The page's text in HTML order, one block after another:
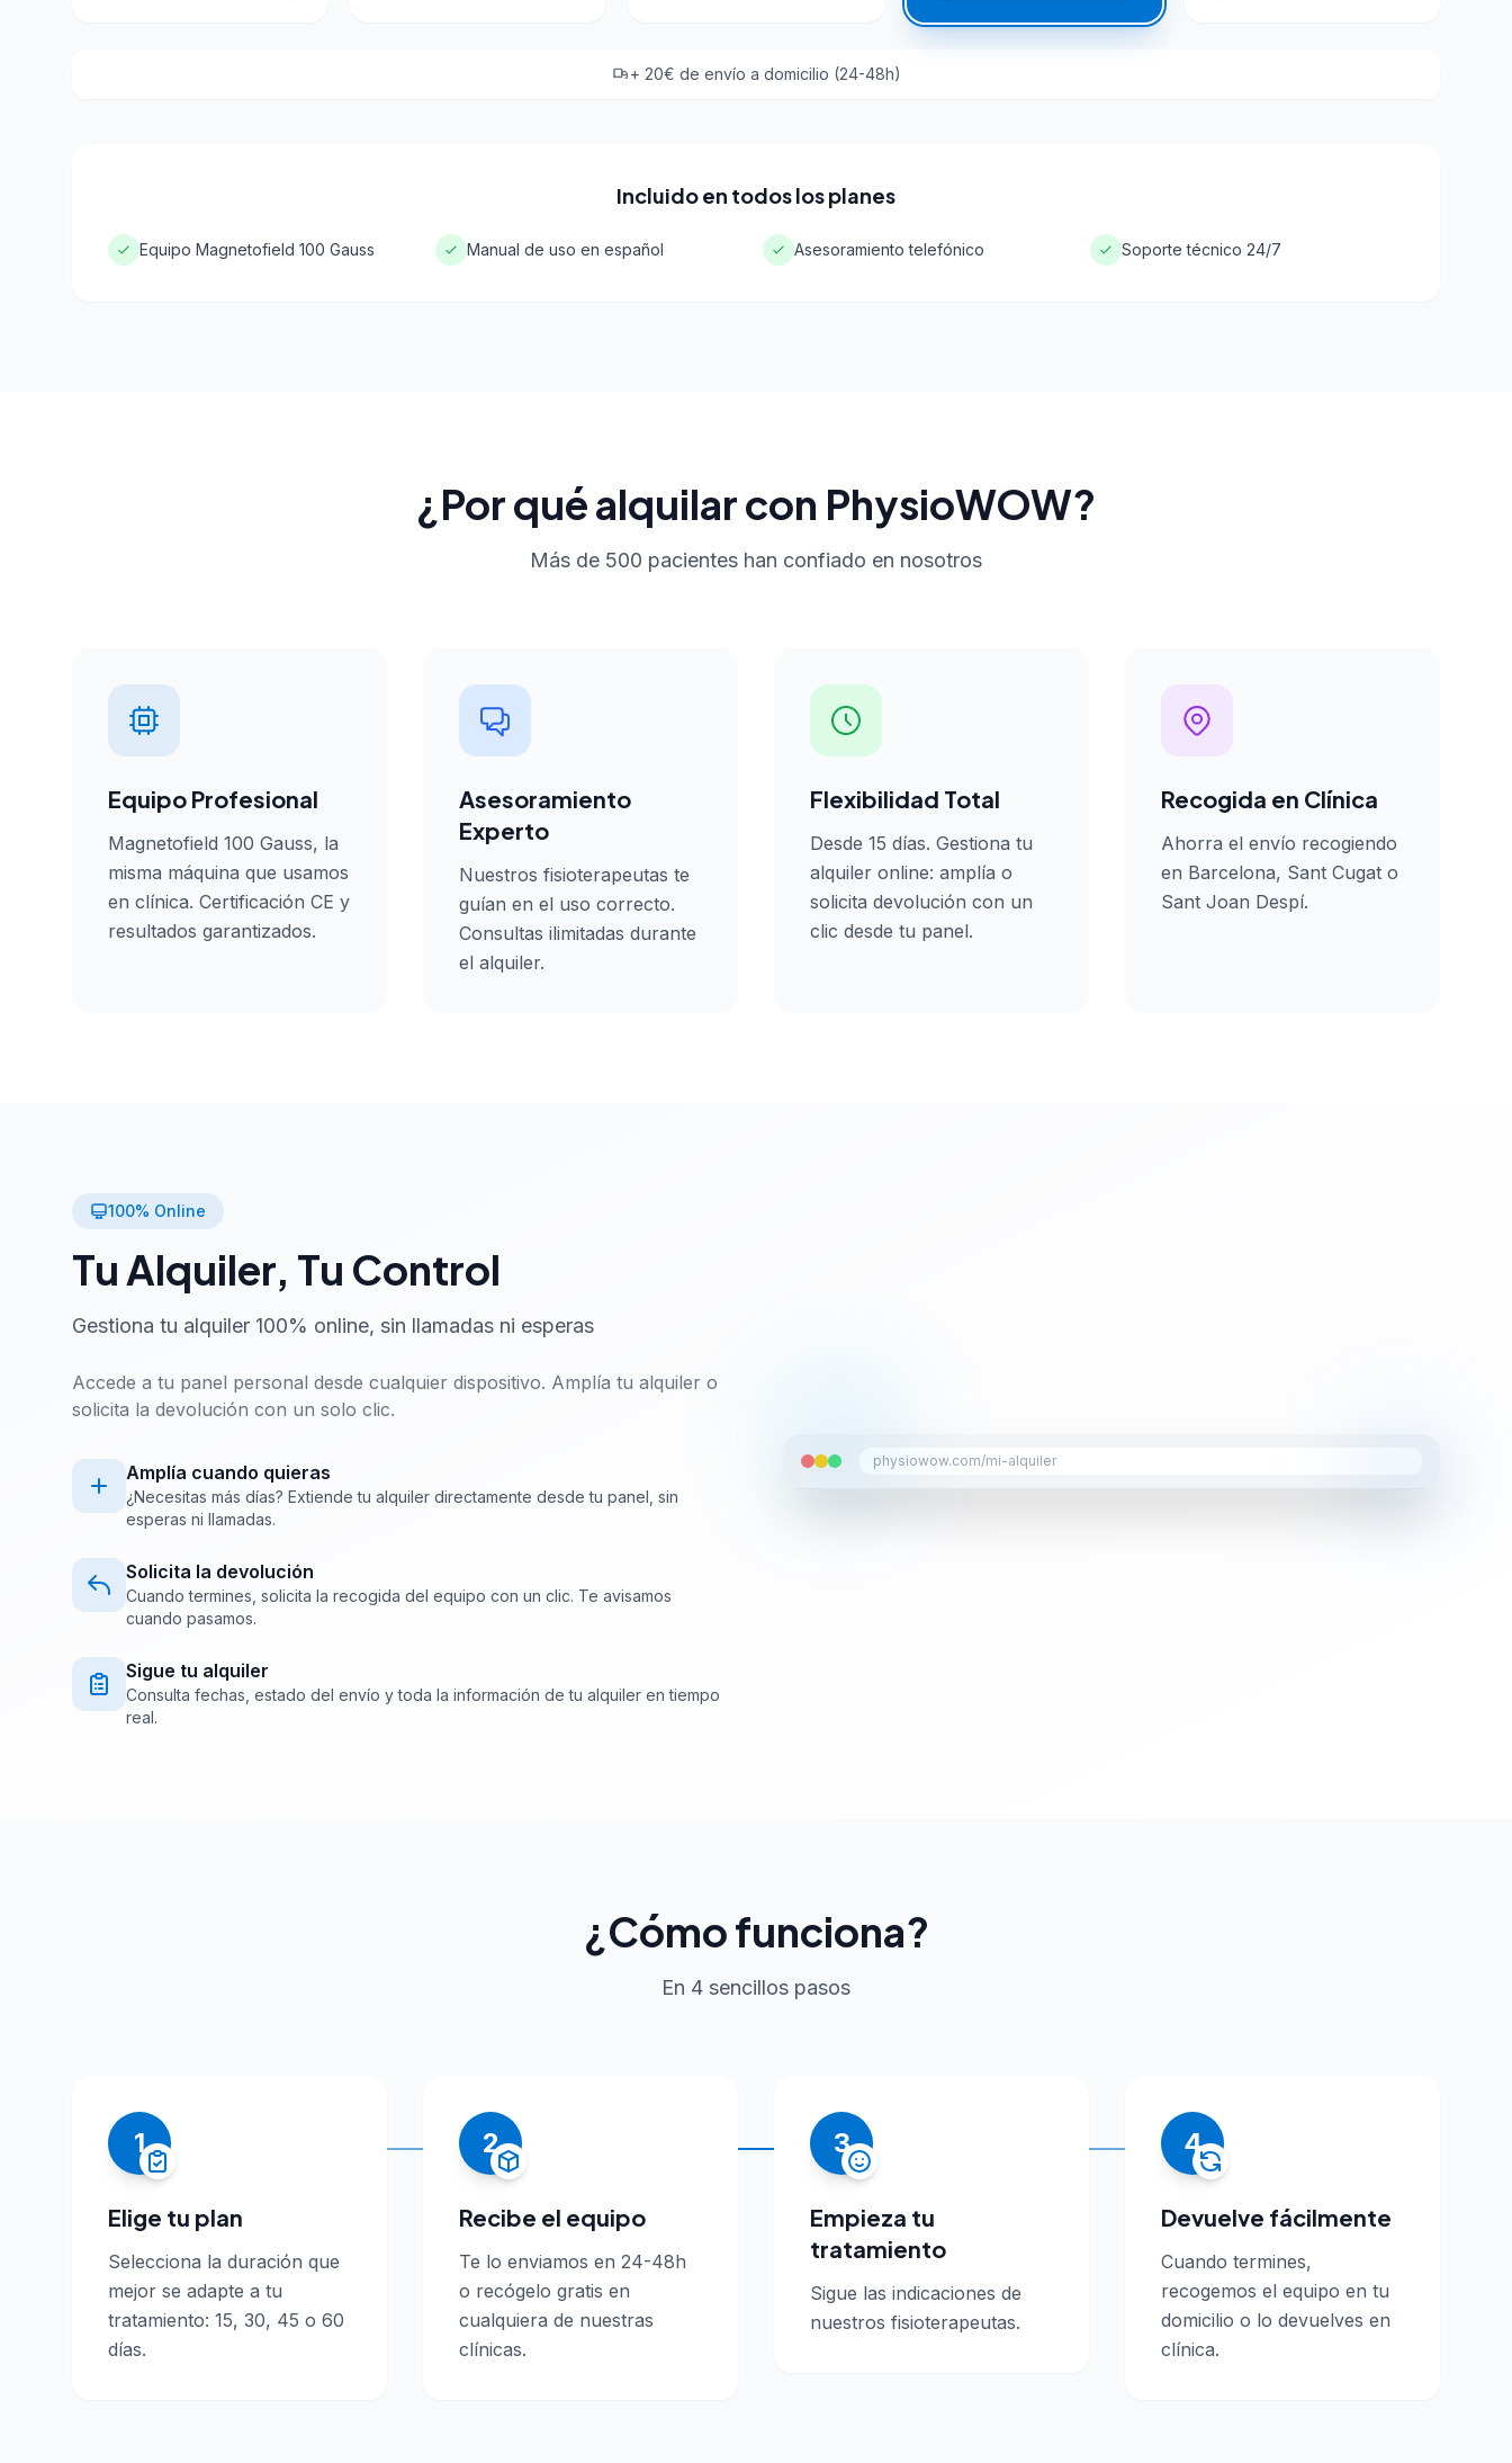
+ 20€ de envío a domicilio (24-48h)
Incluido en todos los planes
Equipo Magnetofield 100 Gauss Manual de uso en español Asesoramiento telefónico Soporte técnico 24/7
¿Por qué alquilar con PhysioWOW?
Más de 500 pacientes han confiado en nosotros
Equipo Profesional
Magnetofield 100 Gauss, la
misma máquina que usamos
en clínica. Certificación CE y
resultados garantizados.
Asesoramiento
Experto
Nuestros fisioterapeutas te
guían en el uso correcto.
Consultas ilimitadas durante
el alquiler.
Flexibilidad Total
Desde 15 días. Gestiona tu
alquiler online: amplía o
solicita devolución con un
clic desde tu panel.
Recogida en Clínica
Ahorra el envío recogiendo
en Barcelona, Sant Cugat o
Sant Joan Despí.
100% Online
Tu Alquiler, Tu Control
Gestiona tu alquiler 100% online, sin llamadas ni esperas
Accede a tu panel personal desde cualquier dispositivo. Amplía tu alquiler o
solicita la devolución con un solo clic.
Amplía cuando quieras
¿Necesitas más días? Extiende tu alquiler directamente desde tu panel, sin
esperas ni llamadas.
Solicita la devolución
Cuando termines, solicita la recogida del equipo con un clic. Te avisamos
cuando pasamos.
Sigue tu alquiler
Consulta fechas, estado del envío y toda la información de tu alquiler en tiempo
real.
physiowow.com/mi-alquiler
¿Cómo funciona?
En 4 sencillos pasos
1
Elige tu plan
Selecciona la duración que
mejor se adapte a tu
tratamiento: 15, 30, 45 o 60
días.
2
Recibe el equipo
Te lo enviamos en 24-48h
o recógelo gratis en
cualquiera de nuestras
clínicas.
3
Empieza tu
tratamiento
Sigue las indicaciones de
nuestros fisioterapeutas.
4
Devuelve fácilmente
Cuando termines,
recogemos el equipo en tu
domicilio o lo devuelves en
clínica.